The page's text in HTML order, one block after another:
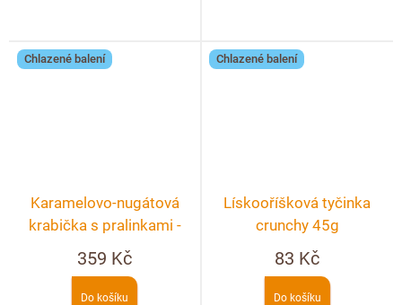
Chlazené balení
Karamelovo-nugátová
krabička s pralinkami -
359 Kč
Do košíku
Chlazené balení
Lískooříšková tyčinka
crunchy 45g
83 Kč
Do košíku